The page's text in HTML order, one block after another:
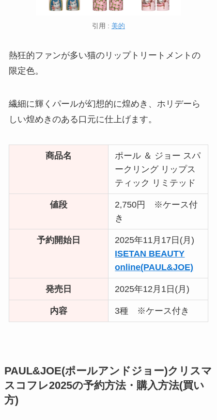
引用 : 美的
熱狂的ファンが多い猫のリップトリートメントの
限定色。
繊細に輝くパールが幻想的に煌めき、ホリデーら
しい煌めきのある口元に仕上げます。
商品名
ポール ＆ ジョー スパ
ークリング リップス
ティック リミテッド
値段
2,750円 ※ケース付
き
予約開始日
2025年11月17日(月)
ISETAN BEAUTY
online(PAUL&JOE)
発売日 2025年12月1日(月)
内容 3種 ※ケース付き
PAUL&JOE(ポールアンドジョー)クリスマ
スコフレ2025の予約方法・購入方法(買い
方)